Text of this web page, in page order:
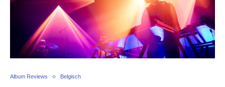
Album Reviews Belgisch